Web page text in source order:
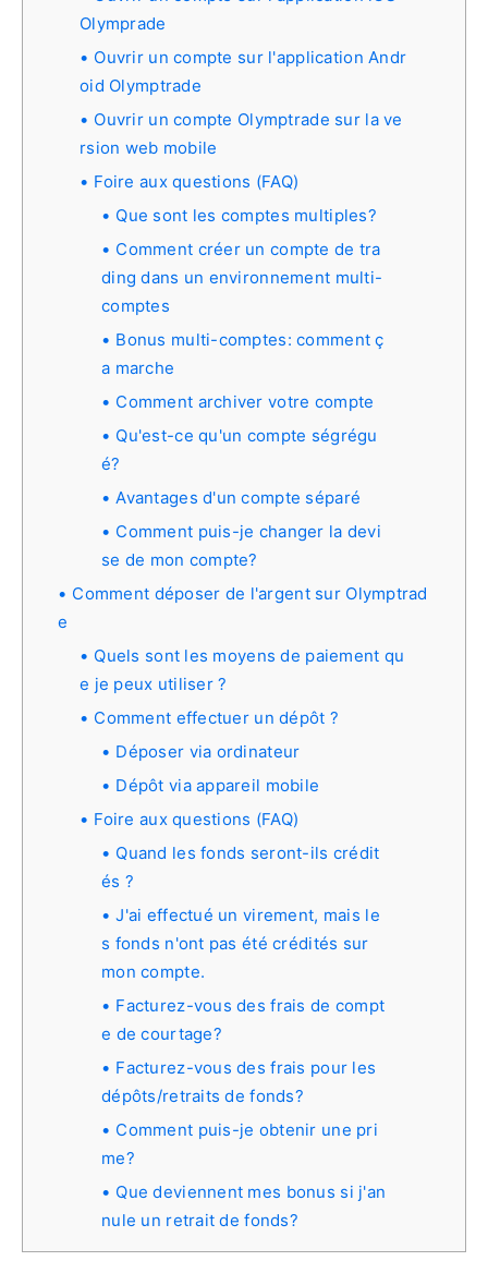
Olymprade
Ouvrir un compte sur l'application Andr
oid Olymptrade
Ouvrir un compte Olymptrade sur la ve
rsion web mobile
Foire aux questions (FAQ)
Que sont les comptes multiples?
Comment créer un compte de tra
ding dans un environnement multi-
comptes
Bonus multi-comptes: comment ç
a marche
Comment archiver votre compte
Qu'est-ce qu'un compte ségrégu
é?
Avantages d'un compte séparé
Comment puis-je changer la devi
se de mon compte?
Comment déposer de l'argent sur Olymptrad
e
Quels sont les moyens de paiement qu
e je peux utiliser ?
Comment effectuer un dépôt ?
Déposer via ordinateur
Dépôt via appareil mobile
Foire aux questions (FAQ)
Quand les fonds seront-ils crédit
és ?
J'ai effectué un virement, mais le
s fonds n'ont pas été crédités sur
mon compte.
Facturez-vous des frais de compt
e de courtage?
Facturez-vous des frais pour les
dépôts/retraits de fonds?
Comment puis-je obtenir une pri
me?
Que deviennent mes bonus si j'an
nule un retrait de fonds?